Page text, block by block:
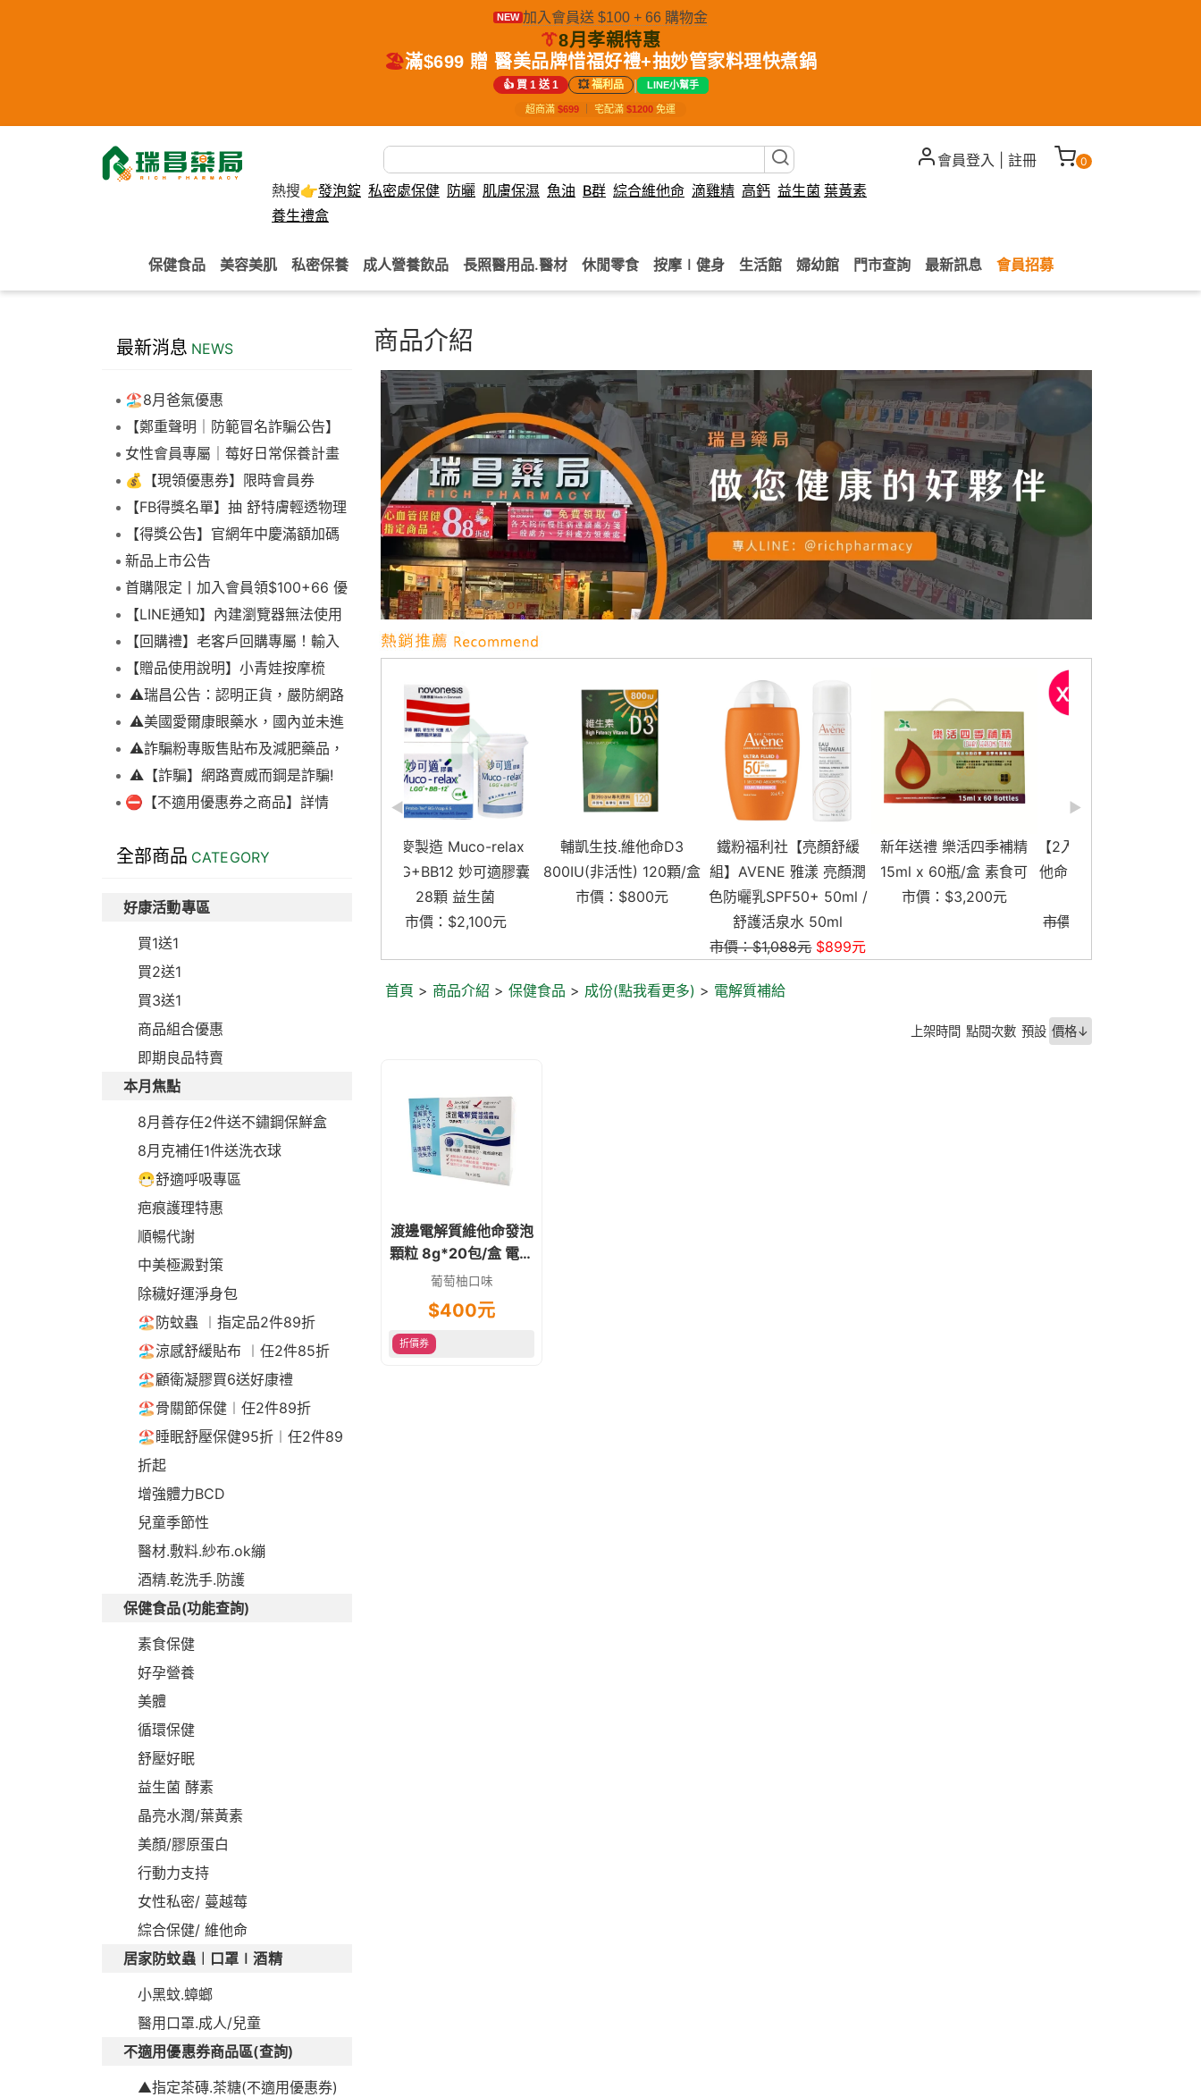
NEW 加入會員送 $100 + 66 購物金
👔8月孝親特惠
🏖️滿$699 贈 醫美品牌惜福好禮+抽妙管家料理快煮鍋
👍 買 1 送 1 💥福利品 | LINE小幫手
超商滿 $699 宅配滿 $1200 免運
熱搜👉發泡錠 私密處保健 防曬 肌膚保濕 魚油 B群 綜合維他命 滴雞精 高鈣 益生菌 葉黃素
養生禮盒
會員登入 註冊 0
保健食品 美容美肌 私密保養 成人營養飲品 長照醫用品.醫材 休閒零食 按摩∣健身 生活館 婦幼館 門市查詢 最新訊息 會員招募
最新消息 NEWS
🏖️8月爸氣優惠
【鄭重聲明｜防範冒名詐騙公告】
女性會員專屬｜莓好日常保養計畫
💰【現領優惠券】限時會員券
【FB得獎名單】抽 舒特膚輕透物理
低敏防曬霜乙名(8/4報到截止)
【得獎公告】官網年中慶滿額加碼
抽FIKA蒸煮料理組2名(7/31截止)
新品上市公告
首購限定丨加入會員領$100+66 優
惠！【LINE通知】內建瀏覽器無法使用
下拉選單
【回購禮】老客戶回購專屬！輸入
折扣碼現折$100
【贈品使用說明】小青娃按摩梳
⚠️瑞昌公告：認明正貨，嚴防網路
詐騙⚠️美國愛爾康眼藥水，國內並未進
口販售
⚠️詐騙粉專販售貼布及減肥藥品，
請勿上當，請查明來源! 非瑞昌藥局
販售!
⚠️【詐騙】網路賣威而鋼是詐騙!
⛔【不適用優惠券之商品】詳情
全部商品 CATEGORY
好康活動專區
買1送1
買2送1
買3送1
商品組合優惠
即期良品特賣
本月焦點
8月善存任2件送不鏽鋼保鮮盒
8月克補任1件送洗衣球
😷舒適呼吸專區
疤痕護理特惠
順暢代謝
中美極澱對策
除穢好運淨身包
🏖️防蚊蟲 ︱指定品2件89折
🏖️涼感舒緩貼布 ︱任2件85折
🏖️顧衛凝膠買6送好康禮
🏖️骨關節保健︱任2件89折
🏖️睡眠舒壓保健95折︱任2件89
折起
增強體力BCD
兒童季節性
醫材.敷料.紗布.ok繃
酒精.乾洗手.防護
保健食品(功能查詢)
素食保健
好孕營養
美體
循環保健
舒壓好眠
益生菌 酵素
晶亮水潤/葉黃素
美顏/膠原蛋白
行動力支持
女性私密/ 蔓越莓
綜合保健/ 維他命
居家防蚊蟲︱口罩∣酒精
小黑蚊.蟑螂
醫用口罩.成人/兒童
不適用優惠券商品區(查詢)
▲指定茶磚.茶糖(不適用優惠券)
商品介紹
輔凱生技.維他命D3
800IU(非活性) 120顆/盒
市價：$800元
鐵粉福利社【亮顏舒緩
組】AVENE 雅漾 亮顏潤
色防曬乳SPF50+ 50ml /
$899元
新年送禮 樂活四季補精
15ml x 60瓶/盒 素食可
市價：$3,200元
【2入組】特益康高單位維
他命D 陽光D3-800IU 60
錠
$1,900
首頁 > 商品介紹 > 保健食品 > 成份(點我看更多) > 電解質補給
上架時間 點閱次數 預設 價格↓
渡邊電解質維他命發泡
顆粒 8g*20包/盒 電解
質+維他命B群+C
葡萄柚口味
$400元
折價券